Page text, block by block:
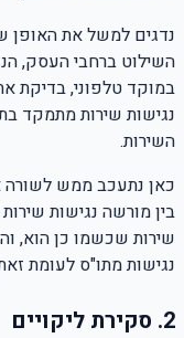
נדגים למשל את האופן
השילוט ברחבי העסק,
במוקד טלפוני, בדיקת
נגישות שירות מתמקד
השירות.
כאן נתעכב ממש לשורה
בין מורשה נגישות
שירות שכשמו כן הוא,
נגישות מתו"ס לעומת
2. סקירת ליקויים